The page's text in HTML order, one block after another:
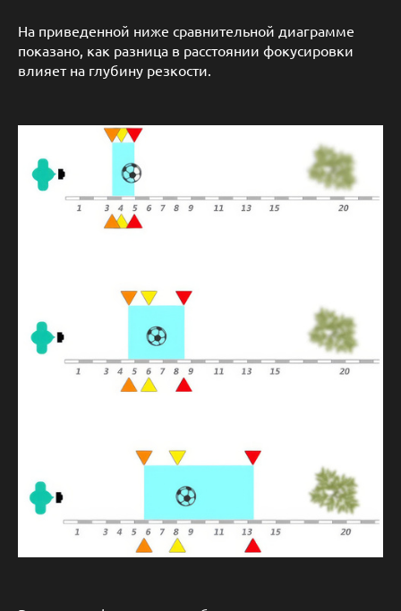
На приведенной ниже сравнительной диаграмме
показано, как разница в расстоянии фокусировки
влияет на глубину резкости.